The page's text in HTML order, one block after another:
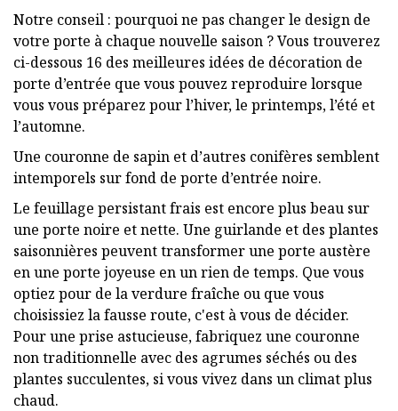
Notre conseil : pourquoi ne pas changer le design de
votre porte à chaque nouvelle saison ? Vous trouverez
ci-dessous 16 des meilleures idées de décoration de
porte d’entrée que vous pouvez reproduire lorsque
vous vous préparez pour l’hiver, le printemps, l’été et
l’automne.
Une couronne de sapin et d’autres conifères semblent
intemporels sur fond de porte d’entrée noire.
Le feuillage persistant frais est encore plus beau sur
une porte noire et nette. Une guirlande et des plantes
saisonnières peuvent transformer une porte austère
en une porte joyeuse en un rien de temps. Que vous
optiez pour de la verdure fraîche ou que vous
choisissiez la fausse route, c'est à vous de décider.
Pour une prise astucieuse, fabriquez une couronne
non traditionnelle avec des agrumes séchés ou des
plantes succulentes, si vous vivez dans un climat plus
chaud.